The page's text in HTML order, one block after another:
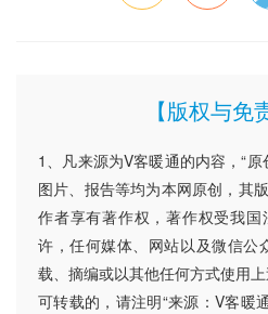
【版权与免
1、凡来源为V客暖通的内容，“原
图片、报告等均为本网原创，其
作者享有著作权，著作权受我
许，任何媒体、网站以及微信公
载、摘编或以其他任何方式使用
可转载的，请注明“来源：V客暖